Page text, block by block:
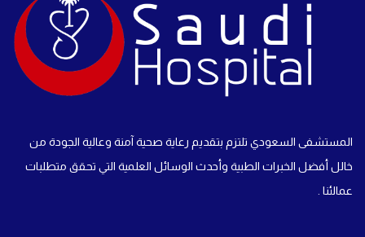
المستشفى السعودي تلتزم بتقديم رعاية صحية آمنة وعالية الجودة من
خالل أفضل الخبرات الطبية وأحدث الوسائل العلمية التي تحقق متطلبات
عمالئنا .